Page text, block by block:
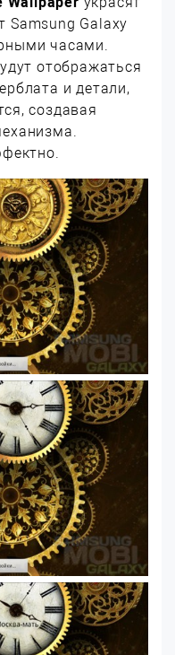
Samsung Galaxy
часами.
отображаться
и детали,
создавая